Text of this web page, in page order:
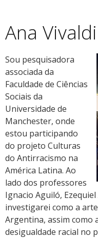
Ana Vivaldi
Sou pesquisadora
associada da
Faculdade de Ciências
Sociais da
Universidade de
Manchester, onde
estou participando
do projeto Culturas
do Antirracismo na
América Latina. Ao
lado dos professores
Ignacio Aguiló,
investigarei como a
Argentina, assim como
desigualdade racial no